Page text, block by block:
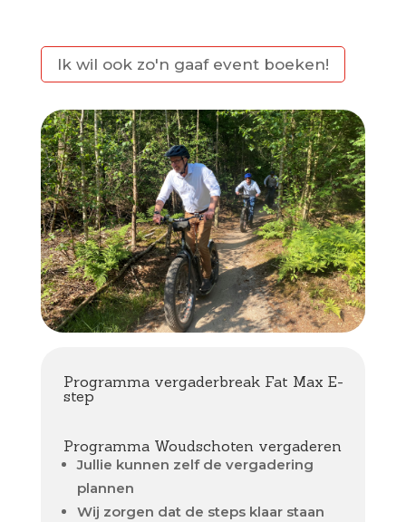
Ik wil ook zo'n gaaf event boeken!
Programma vergaderbreak Fat Max E-
step
Programma Woudschoten vergaderen
Jullie kunnen zelf de vergadering
plannen
Wij zorgen dat de steps klaar staan